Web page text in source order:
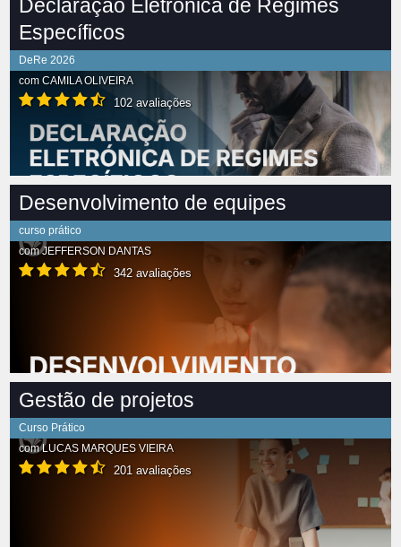
Declaração Eletrónica de Regimes
Específicos
DeRe 2026
com CAMILA OLIVEIRA
102 avaliações
Desenvolvimento de equipes
curso prático
comJEFFERSON DANTAS
342 avaliações
Gestão de projetos
Curso Prático
comLUCAS MARQUES VIEIRA
201 avaliações